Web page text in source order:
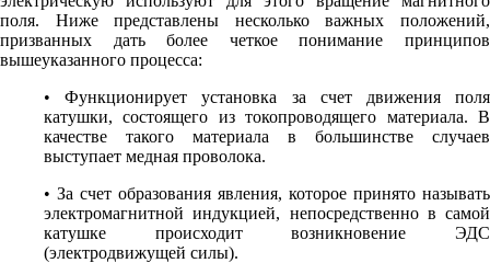
поля. Ниже представлены несколько важных положений,
призванных дать более четкое понимание принципов
вышеуказанного процесса:
• Функционирует установка за счет движения поля
катушки, состоящего из токопроводящего материала. В
качестве такого материала в большинстве случаев
выступает медная проволока.
• За счет образования явления, которое принято называть
электромагнитной индукцией, непосредственно в самой
катушке происходит возникновение ЭДС
(электродвижущей силы).